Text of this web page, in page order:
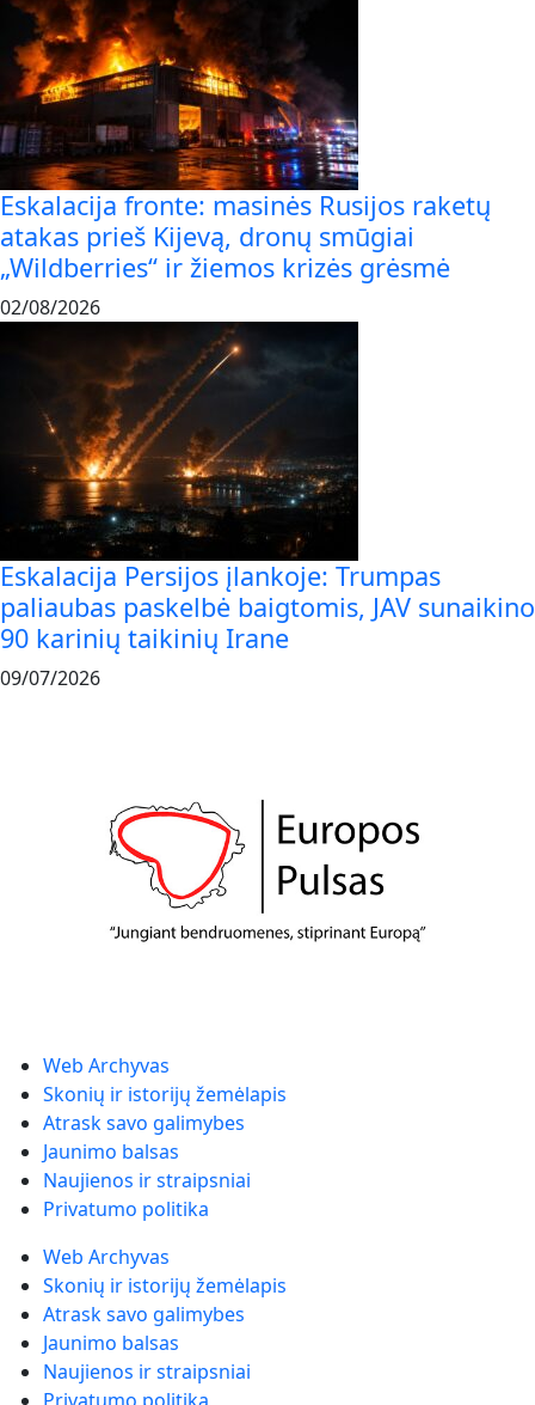
Eskalacija fronte: masinės Rusijos raketų
atakas prieš Kijevą, dronų smūgiai
„Wildberries“ ir žiemos krizės grėsmė
02/08/2026
Eskalacija Persijos įlankoje: Trumpas
paliaubas paskelbė baigtomis, JAV sunaikino
90 karinių taikinių Irane
09/07/2026
Web Archyvas
Skonių ir istorijų žemėlapis
Atrask savo galimybes
Jaunimo balsas
Naujienos ir straipsniai
Privatumo politika
Web Archyvas
Skonių ir istorijų žemėlapis
Atrask savo galimybes
Jaunimo balsas
Naujienos ir straipsniai